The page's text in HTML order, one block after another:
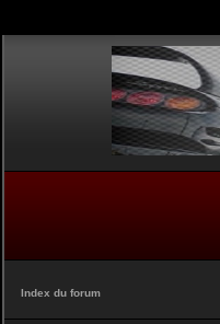
Index du forum